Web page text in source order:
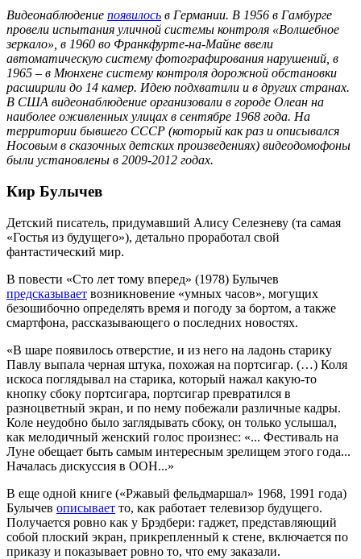
Видеонаблюдение появилось в Германии. В 1956 в Гамбурге
провели испытания уличной системы контроля «Волшебное
зеркало», в 1960 во Франкфурте-на-Майне ввели
автоматическую систему фотографирования нарушений, в
1965 – в Мюнхене систему контроля дорожной обстановки
расширили до 14 камер. Идею подхватили и в других странах.
В США видеонаблюдение организовали в городе Олеан на
наиболее оживленных улицах в сентябре 1968 года. На
территории бывшего СССР (который как раз и описывался
Носовым в сказочных детских произведениях) видеодомофоны
были установлены в 2009-2012 годах.
Кир Булычев
Детский писатель, придумавший Алису Селезневу (та самая
«Гостья из будущего»), детально проработал свой
фантастический мир.
В повести «Сто лет тому вперед» (1978) Булычев
предсказывает возникновение «умных часов», могущих
безошибочно определять время и погоду за бортом, а также
смартфона, рассказывающего о последних новостях.
«В шаре появилось отверстие, и из него на ладонь старику
Павлу выпала черная штука, похожая на портсигар. (…) Коля
искоса поглядывал на старика, который нажал какую-то
кнопку сбоку портсигара, портсигар превратился в
разноцветный экран, и по нему побежали различные кадры.
Коле неудобно было заглядывать сбоку, он только услышал,
как мелодичный женский голос произнес: «... Фестиваль на
Луне обещает быть самым интересным зрелищем этого года...
Началась дискуссия в ООН...»
В еще одной книге («Ржавый фельдмаршал» 1968, 1991 года)
Булычев описывает то, как работает телевизор будущего.
Получается ровно как у Брэдбери: гаджет, представляющий
собой плоский экран, прикрепленный к стене, включается по
приказу и показывает ровно то, что ему заказали.